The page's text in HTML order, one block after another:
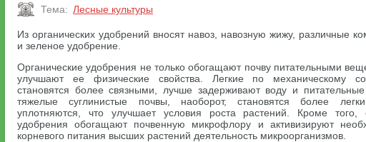
Тема: Лесные культуры
Из органических удобрений вносят навоз, навозную жижу, различные
и зеленое удобрение.
Органические удобрения не только обогащают почву питательными
улучшают ее физические свойства. Легкие по механическому
становятся более связными, лучше задерживают воду и
тяжелые суглинистые почвы, наоборот, становятся более
уплотняются, что улучшает условия роста растений. Кроме того,
удобрения обогащают почвенную микрофлору и активизируют
корневого питания высших растений деятельность микроорганизмов.